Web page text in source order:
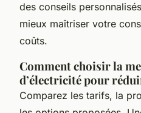
des conseils
mieux maîtriser votre
coûts.
Comment choisir la
d’électricité pour
Comparez les tarifs, la